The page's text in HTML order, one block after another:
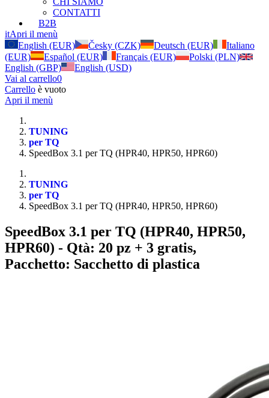
CONTATTI
B2B
itApri il menù
English (EUR)
Česky (CZK) Deutsch (EUR)
Italiano
(EUR)
Español (EUR) Français (EUR)
Polski (PLN)
English (GBP)
English (USD)
Vai al carrello0
Carrello è vuoto
Apri il menù
TUNING
per TQ
SpeedBox 3.1 per TQ (HPR40, HPR50, HPR60)
TUNING
per TQ
SpeedBox 3.1 per TQ (HPR40, HPR50, HPR60)
SpeedBox 3.1 per TQ (HPR40, HPR50,
HPR60) - Qtà: 20 pz + 3 gratis,
Pacchetto: Sacchetto di plastica